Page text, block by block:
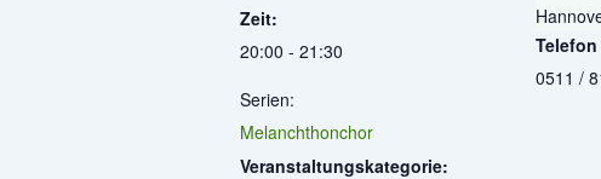
Zeit:
20:00 - 21:30
Serien:
Melanchthonchor
Veranstaltungskategorie:
Telefon
0511 /